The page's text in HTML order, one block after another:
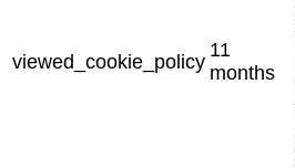
viewed_cookie_policy
11
months